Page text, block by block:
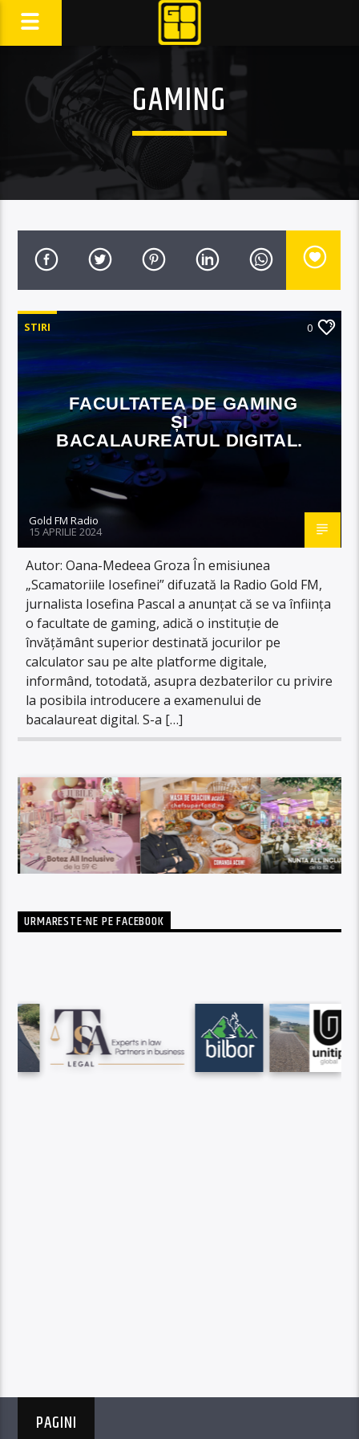
GAMING
STIRI 0
FACULTATEA DE GAMING
ȘI
BACALAUREATUL DIGITAL.
Gold FM Radio
15 APRILIE 2024
Autor: Oana-Medeea Groza În emisiunea
„Scamatoriile Iosefinei” difuzată la Radio Gold FM,
jurnalista Iosefina Pascal a anunțat că se va înființa
o facultate de gaming, adică o instituție de
învățământ superior destinată jocurilor pe
calculator sau pe alte platforme digitale,
informând, totodată, asupra dezbaterilor cu privire
la posibila introducere a examenului de
bacalaureat digital. S-a […]
URMARESTE-NE PE FACEBOOK
PAGINI